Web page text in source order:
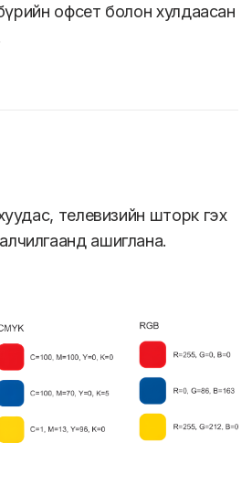
бүрийн офсет болон хулдаасан
телевизийн шторк гэх
ашиглана.